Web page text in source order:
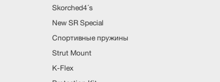
Skorched4´s
New SR Special
Спортивные пружины
Strut Mount
K-Flex